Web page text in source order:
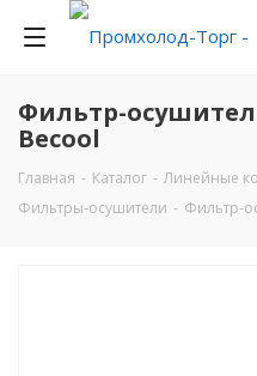
Фильтр-
Becool
Главная - Каталог - Линейные
Фильтры-осушители - Фильтр-